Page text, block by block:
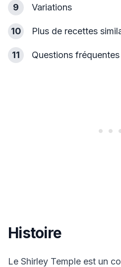
9 Variations
10 Plus de recettes
11 Questions fréquentes
Histoire
Le Shirley Temple est un